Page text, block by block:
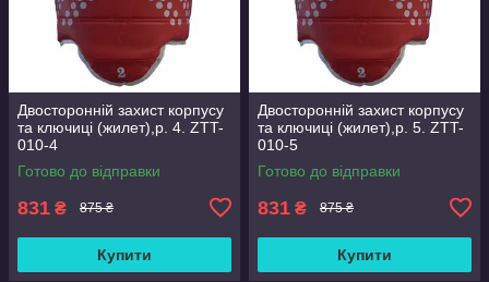
Двосторонній захист корпусу
та ключиці (жилет),р. 4. ZTT-
010-4
Готово до відправки
831 ₴ 875 ₴
Купити
Двосторонній захист корпусу
та ключиці (жилет),р. 5. ZTT-
010-5
Готово до відправки
831 ₴ 875 ₴
Купити